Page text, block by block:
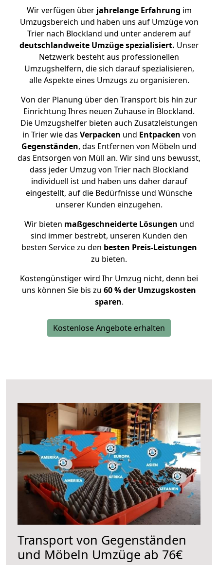
Wir verfügen überjahrelange Erfahrung im
Umzugsbereich und haben uns auf Umzüge von
Trier nach Blockland und unter anderem auf
deutschlandweite Umzüge spezialisiert. Unser
Netzwerk besteht aus professionellen
Umzugshelfern, die sich darauf spezialisieren,
alle Aspekte eines Umzugs zu organisieren.
Von der Planung über den Transport bis hin zur
Einrichtung Ihres neuen Zuhause in Blockland.
Die Umzugshelfer bieten auch Zusatzleistungen
in Trier wie das Verpacken und Entpacken von
Gegenständen, das Entfernen von Möbeln und
das Entsorgen von Müll an. Wir sind uns bewusst,
dass jeder Umzug von Trier nach Blockland
individuell ist und haben uns daher darauf
eingestellt, auf die Bedürfnisse und Wünsche
unserer Kunden einzugehen.
Wir bieten maßgeschneiderte Lösungen und
sind immer bestrebt, unseren Kunden den
besten Service zu den besten Preis-Leistungen
zu bieten.
Kostengünstiger wird Ihr Umzug nicht, denn bei
uns können Sie bis zu 60 % der Umzugskosten
sparen.
Kostenlose Angebote erhalten
Transport von Gegenständen
und Möbeln Umzüge ab 76€